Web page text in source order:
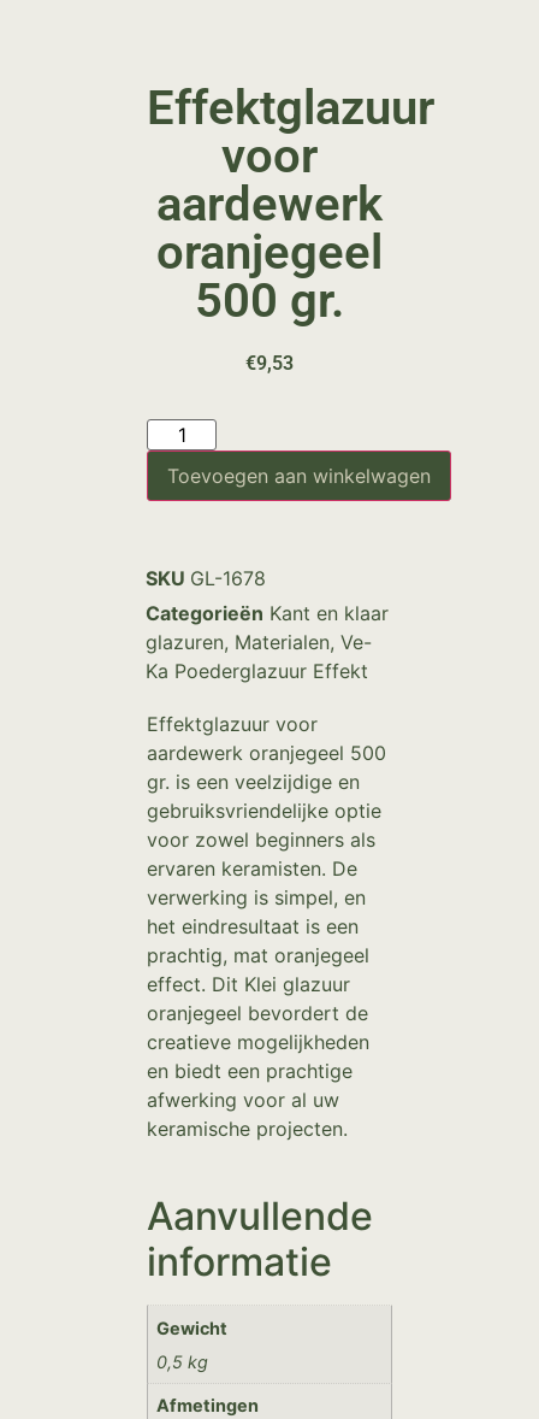
Effektglazuur
voor
aardewerk
oranjegeel
500 gr.
€9,53
Toevoegen aan winkelwagen
SKU GL-1678
Categorieën Kant en klaar
glazuren, Materialen, Ve-
Ka Poederglazuur Effekt
Effektglazuur voor
aardewerk oranjegeel 500
gr. is een veelzijdige en
gebruiksvriendelijke optie
voor zowel beginners als
ervaren keramisten. De
verwerking is simpel, en
het eindresultaat is een
prachtig, mat oranjegeel
effect. Dit Klei glazuur
oranjegeel bevordert de
creatieve mogelijkheden
en biedt een prachtige
afwerking voor al uw
keramische projecten.
Aanvullende
informatie
Gewicht
0,5 kg
Afmetingen